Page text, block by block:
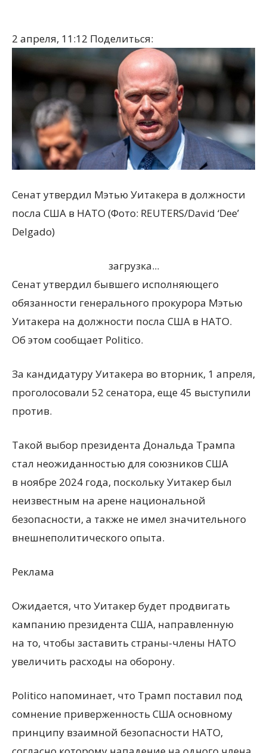
2 апреля, 11:12 Поделиться:
Сенат утвердил Мэтью Уитакера в должности
посла США в НАТО (Фото: REUTERS/David ‘Dee’
Delgado)
загрузка...
Сенат утвердил бывшего исполняющего
обязанности генерального прокурора Мэтью
Уитакера на должности посла США в НАТО.
Об этом сообщает Politico.
За кандидатуру Уитакера во вторник, 1 апреля,
проголосовали 52 сенатора, еще 45 выступили
против.
Такой выбор президента Дональда Трампа
стал неожиданностью для союзников США
в ноябре 2024 года, поскольку Уитакер был
неизвестным на арене национальной
безопасности, а также не имел значительного
внешнеполитического опыта.
Реклама
Ожидается, что Уитакер будет продвигать
кампанию президента США, направленную
на то, чтобы заставить страны-члены НАТО
увеличить расходы на оборону.
Politico напоминает, что Трамп поставил под
сомнение приверженность США основному
принципу взаимной безопасности НАТО,